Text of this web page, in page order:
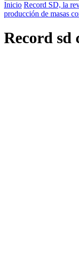
Inicio Record SD, la
producción de masas
Record sd